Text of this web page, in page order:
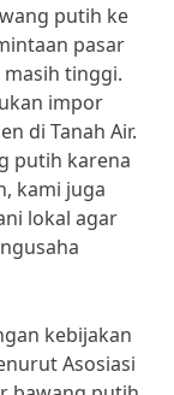
putih ke
pasar
tinggi.
impor
di Tanah Air.
putih karena
kami juga
lokal agar
kebijakan
Asosiasi